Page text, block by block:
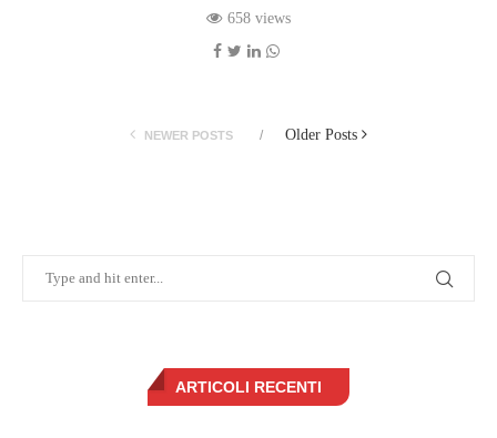
658 views
NEWER POSTS Older Posts
ARTICOLI RECENTI